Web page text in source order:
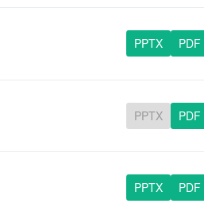
PPTX PDF
PPTX PDF
PPTX PDF